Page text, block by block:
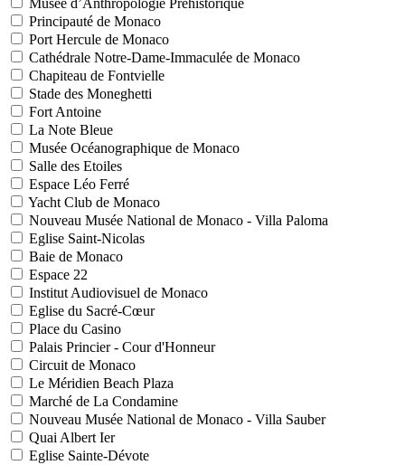
Musée d’Anthropologie Préhistorique
Principauté de Monaco
Port Hercule de Monaco
Cathédrale Notre-Dame-Immaculée de Monaco
Chapiteau de Fontvielle
Stade des Moneghetti
Fort Antoine
La Note Bleue
Musée Océanographique de Monaco
Salle des Etoiles
Espace Léo Ferré
Yacht Club de Monaco
Nouveau Musée National de Monaco - Villa Paloma
Eglise Saint-Nicolas
Baie de Monaco
Espace 22
Institut Audiovisuel de Monaco
Eglise du Sacré-Cœur
Place du Casino
Palais Princier - Cour d'Honneur
Circuit de Monaco
Le Méridien Beach Plaza
Marché de La Condamine
Nouveau Musée National de Monaco - Villa Sauber
Quai Albert Ier
Eglise Sainte-Dévote